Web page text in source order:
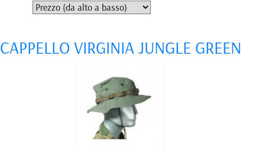
CAPPELLO VIRGINIA JUNGLE GREEN